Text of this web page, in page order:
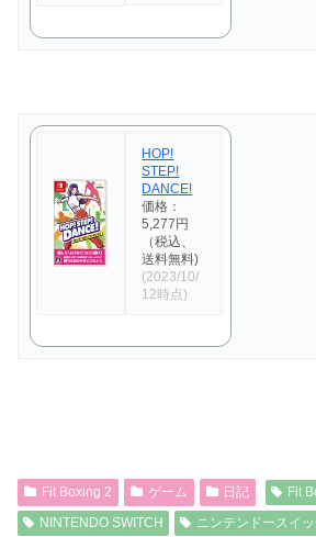
HOP!
STEP!
DANCE!
価格：
5,277円
（税込、
送料無料)
(2023/10/
12時点)
Fit Boxing 2 ゲーム 日記
Fit
NINTENDO SWITCH
ニンテンドースイ